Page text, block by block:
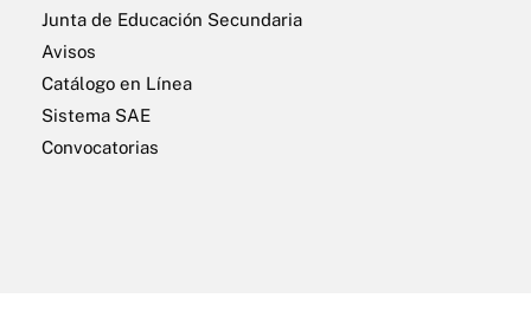
Junta de Educación Secundaria
Avisos
Catálogo en Línea
Sistema SAE
Convocatorias